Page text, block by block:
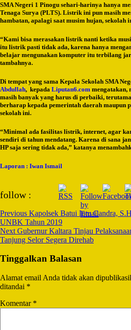
SMA Negeri 1 Pinogu sehari-harinya hanya
Tenaga Surya (PLTS). Listrik ini pun masih
hambatan, apalagi saat musim hujan, sekolah
“Kami bisa merasakan listrik nanti ketika
itu listrik pasti tidak ada, karena hanya
belajar mengunakan komputer itu terbilang
tambahnya.
Di tempat yang sama Kepala Sekolah SMA
Abdullah, kepada Liputan6.com mengatakan,
masih banyak yang harus di perbaiki,
berharap kepada pemerintah daerah maupun
sekolah ini.
“Minimal ada fasilitas listrik, internet, agar
sendiri di tahun mendatang. Karena di sana
HP saja sering tidak ada,” katanya
Laporan : Iwan Ismail
follow :
Navigation
Previous Kapolsek Batui Iptu Candra,
UNBK Tahun 2019
Next Gubernur Kaltara Tinjau
Tanjung Selor Segera Direhab
Tinggalkan Balasan
Alamat email Anda tidak akan
ditandai *
Komentar *